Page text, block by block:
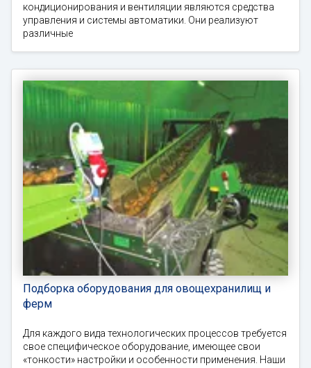
кондиционирования и вентиляции являются средства
управления и системы автоматики. Они реализуют
различные
Подборка оборудования для овощехранилищ и
ферм
Для каждого вида технологических процессов требуется
свое специфическое оборудование, имеющее свои
«тонкости» настройки и особенности применения. Наши